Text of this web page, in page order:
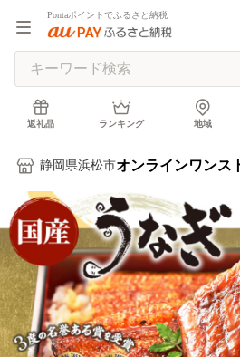
Pontaポイントでふるさと納税
返礼品 ランキング 地域
静岡県浜松市オンラインワンス